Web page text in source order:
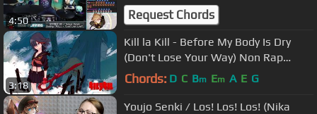
4:50 Request Chords
3:18
Kill la Kill - Before My Body Is Dry
(Don't Lose Your Way) Non Rap
Version
Chords: D C Bm Em A E G
Youjo Senki / Los! Los! Los! (Nika